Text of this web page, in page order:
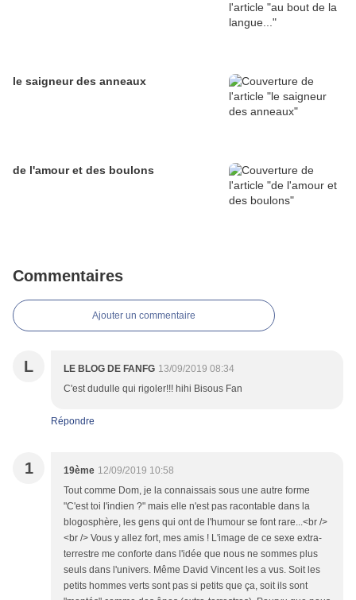
le saigneur des anneaux
de l'amour et des boulons
Commentaires
Ajouter un commentaire
L LE BLOG DE FANFG 13/09/2019 08:34
C'est dudulle qui rigoler!!! hihi Bisous Fan
Répondre
1 19ème 12/09/2019 10:58
Tout comme Dom, je la connaissais sous une autre forme
"C'est toi l'indien ?" mais elle n'est pas racontable dans la
blogosphère, les gens qui ont de l'humour se font rare...<br />
<br /> Vous y allez fort, mes amis ! L'image de ce sexe extra-
terrestre me conforte dans l'idée que nous ne sommes plus
seuls dans l'univers. Même David Vincent les a vus. Soit les
petits hommes verts sont pas si petits que ça, soit ils sont